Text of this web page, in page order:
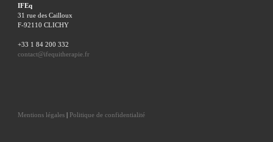
IFEq
31 rue des Cailloux
F-92110 CLICHY
+33 1 84 200 332
contact@ifequitherapie.fr
Mentions légales| Politique de confidentialité